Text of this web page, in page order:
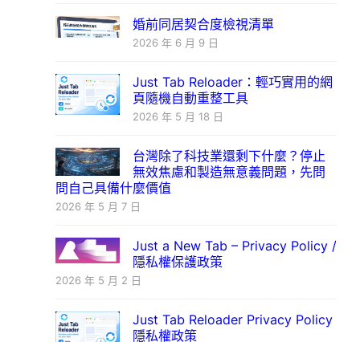
婚前同居契合度檢視清單
2026 年 6 月 9 日
Just Tab Reloader：輕巧實用的網
頁隨機自動重整工具
2026 年 5 月 18 日
台灣除了科技業還剩下什麼？停止
無效焦慮和製造無意義問題，先問
問自己具備什麼價值
2026 年 5 月 7 日
Just a New Tab – Privacy Policy /
隱私權保護政策
2026 年 5 月 2 日
Just Tab Reloader Privacy Policy
隱私權政策